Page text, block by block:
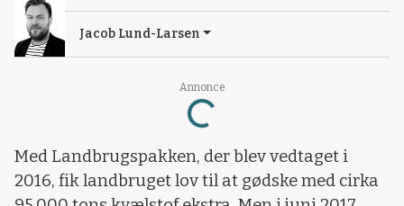
Annonce
Loading...
Jacob Lund-Larsen
Med Landbrugspakken, der blev vedtaget i
2016, fik landbruget lov til at gødske med cirka